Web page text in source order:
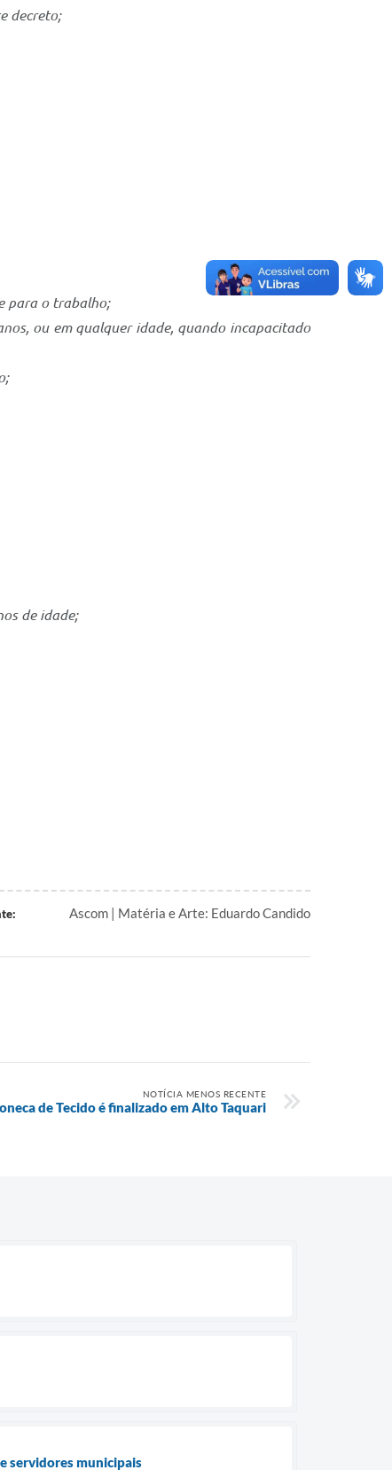
decreto;
para o trabalho;
ou em qualquer idade, quando incapacitado
de idade;
Ascom | Matéria e Arte: Eduardo Candido
NOTÍCIA MENOS RECENTE
de Tecido é finalizado em Alto Taquari
servidores municipais